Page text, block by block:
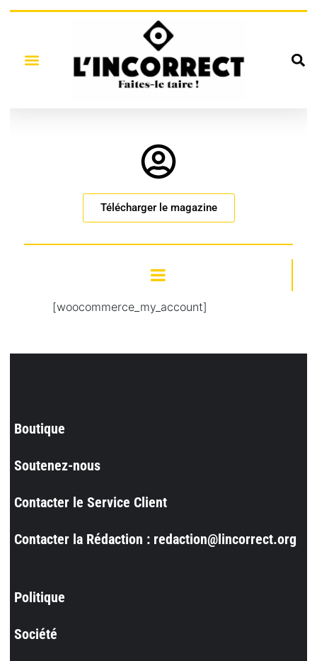
Télécharger le magazine
[woocommerce_my_account]
Boutique
Soutenez-nous
Contacter le Service Client
Contacter la Rédaction : redaction@lincorrect.org
Politique
Société